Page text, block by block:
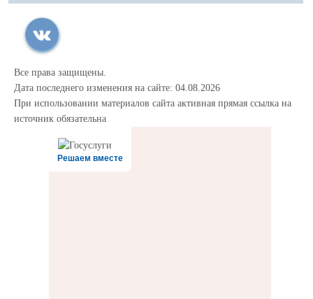
Все права защищены.
Дата последнего изменения на сайте: 04.08.2026
При использовании материалов сайта активная прямая ссылка на
источник обязательна
Решаем вместе